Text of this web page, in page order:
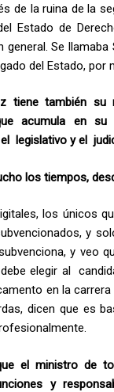
de la ruina de la
Estado de
Se llamaba
del Estado, por
tiene también
acumula en
legislativo y el
los tiempos,
los únicos
y
y veo
elegir al
en la carrera
dicen que es
el ministro de
y